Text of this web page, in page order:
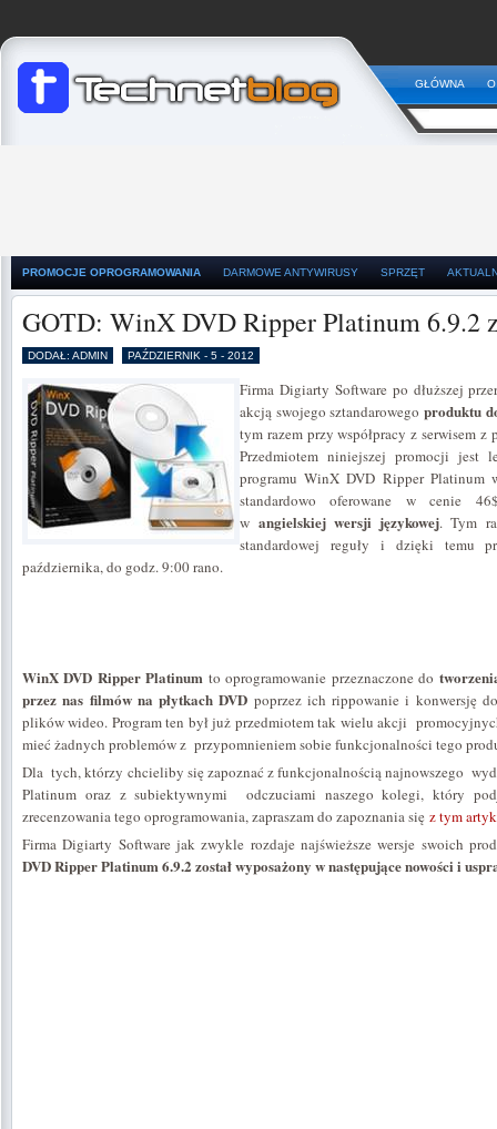
GŁÓWNA
PROMOCJE OPROGRAMOWANIA DARMOWE ANTYWIRUSY SPRZĘT
GOTD: WinX DVD Ripper Platinum 6.9.2
DODAŁ: ADMIN PAŹDZIERNIK - 5 - 2012
Firma Digiarty Software po dłuższej
akcją swojego sztandarowego produktu
tym razem przy współpracy z serwisem
Przedmiotem niniejszej promocji jest
programu WinX DVD Ripper Platinum
standardowo oferowane w cenie
wangielskiej wersji językowej. Tym
standardowej reguły i dzięki temu
października, do godz. 9:00 rano.
WinX DVD Ripper Platinum to oprogramowanie przeznaczone do
przez nas filmów na płytkach DVD poprzez ich rippowanie i konwersję
plików wideo. Program ten był już przedmiotem tak wielu akcji
mieć żadnych problemów z przypomnieniem sobie funkcjonalności tego
Dla tych, którzy chcieliby się zapoznać z funkcjonalnością najnowszego
Platinum oraz z subiektywnymi odczuciami naszego kolegi, który
zrecenzowania tego oprogramowania, zapraszam do zapoznania się z tym
Firma Digiarty Software jak zwykle rozdaje najświeższe wersje swoich
DVD Ripper Platinum 6.9.2 został wyposażony w następujące nowości i